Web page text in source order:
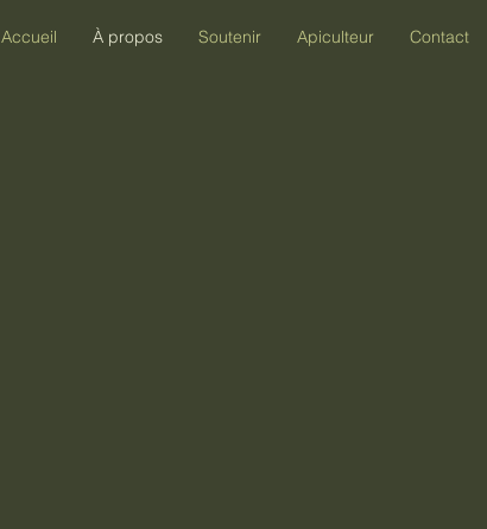
Accueil À propos Soutenir Apiculteur Contact